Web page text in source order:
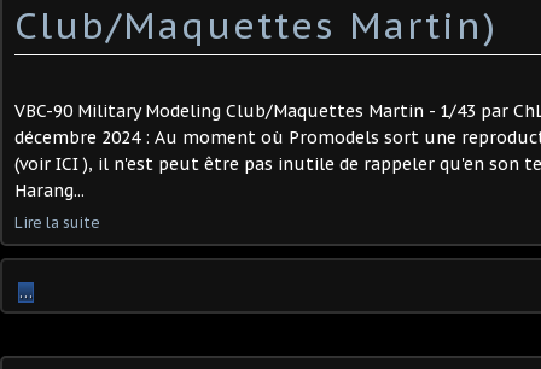
Club/Maquettes Martin)
VBC-90 Military Modeling Club/Maquettes Martin - 1/43 par
décembre 2024 : Au moment où Promodels sort une
(voir ICI ), il n'est peut être pas inutile de rappeler qu'en son
Harang...
Lire la suite
…